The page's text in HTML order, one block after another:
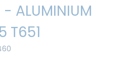
- ALUMINIUM
T651